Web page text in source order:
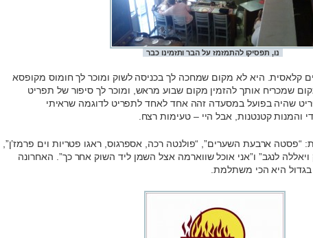
נו, תפסיקו להתמזמז על הבר ותזמינו כבר
קלאסית. היא לא מקום שמחכה לך בכניסה לשוק ומוכר לך חומוס מקופסא
מקום שמכריח אותך להזמין מקום שבוע מראש, ומוכר לך סיפור של תפריט
שהיה בפועל במסעדה זהה אחד לאחד לתפריט לדוגמה שראיתי
והמנות קטנטנות, אבל היי – טעימות רצח.
“פסטה ארבעת השערים”, “פולנטה רכה, אספרגוס, ראגו פטריות וים פרמז’ן”,
לנגב” ו”אני אוכל שווארמה אצל השמן ליד השוק אחר כך”. האחרונה
היא הכי משתלמת.